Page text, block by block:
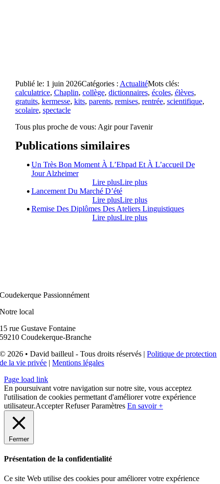
Publié le: 1 juin 2026Catégories : ActualitéMots clés:
calculatrice, Chaplin, collège, dictionnaires, écoles, élèves,
gratuits, kermesse, kits, parents, remises, rentrée, scientifique,
scolaire, spectacle
Tous plus proche de vous: Agir pour l'avenir
Publications similaires
Un Très Bon Moment À L’Ehpad Et À L’accueil De
Jour Alzheimer
Lire plusLire plus
Lancement Du Marché D’été
Lire plusLire plus
Remise Des Diplômes Des Ateliers Linguistiques
Lire plusLire plus
Coudekerque Passionnément
Notre local
15 rue Gustave Fontaine
59210 Coudekerque-Branche
© 2026 • David bailleul - Tous droits réservés |Politique de protection
de la vie privée |Mentions légales
Page load link
En poursuivant votre navigation sur notre site, vous acceptez
l'utilisation de cookies permettant d'améliorer votre expérience
utilisateur.Accepter Refuser Paramètres En savoir +
Fermer
Présentation de la confidentialité
Ce site Web utilise des cookies pour améliorer votre expérience